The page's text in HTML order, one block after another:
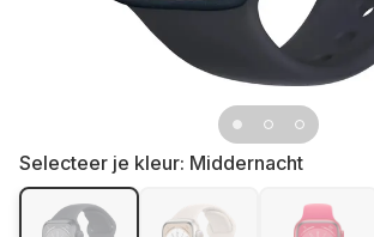
Selecteer je kleur: Middernacht